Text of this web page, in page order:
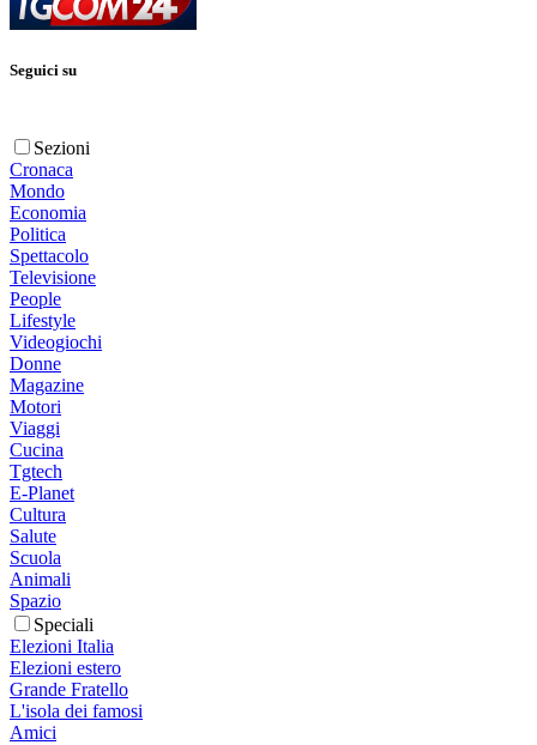
Seguici su
Sezioni
Cronaca
Mondo
Economia
Politica
Spettacolo
Televisione
People
Lifestyle
Videogiochi
Donne
Magazine
Motori
Viaggi
Cucina
Tgtech
E-Planet
Cultura
Salute
Scuola
Animali
Spazio
Speciali
Elezioni Italia
Elezioni estero
Grande Fratello
L'isola dei famosi
Amici